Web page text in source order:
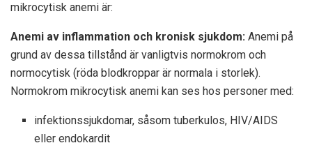
mikrocytisk anemi är:
Anemi av inflammation och kronisk sjukdom: Anemi på
grund av dessa tillstånd är vanligtvis normokrom och
normocytisk (röda blodkroppar är normala i storlek).
Normokrom mikrocytisk anemi kan ses hos personer med:
infektionssjukdomar, såsom tuberkulos, HIV/AIDS
eller endokardit